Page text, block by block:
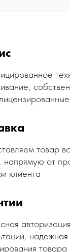
товар
напрямую от
клиента
товара